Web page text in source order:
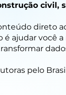
civil,
direto
é ajudar você
pelo